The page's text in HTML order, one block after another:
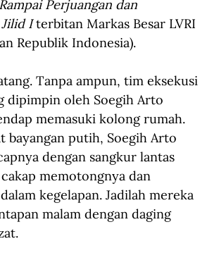
Perjuangan dan
Jilid I terbitan Markas Besar LVRI
Republik Indonesia).
Tanpa ampun, tim eksekusi
dipimpin oleh Soegih Arto
memasuki kolong rumah.
bayangan putih, Soegih Arto
dengan sangkur lantas
memotongnya dan
kegelapan. Jadilah mereka
malam dengan daging